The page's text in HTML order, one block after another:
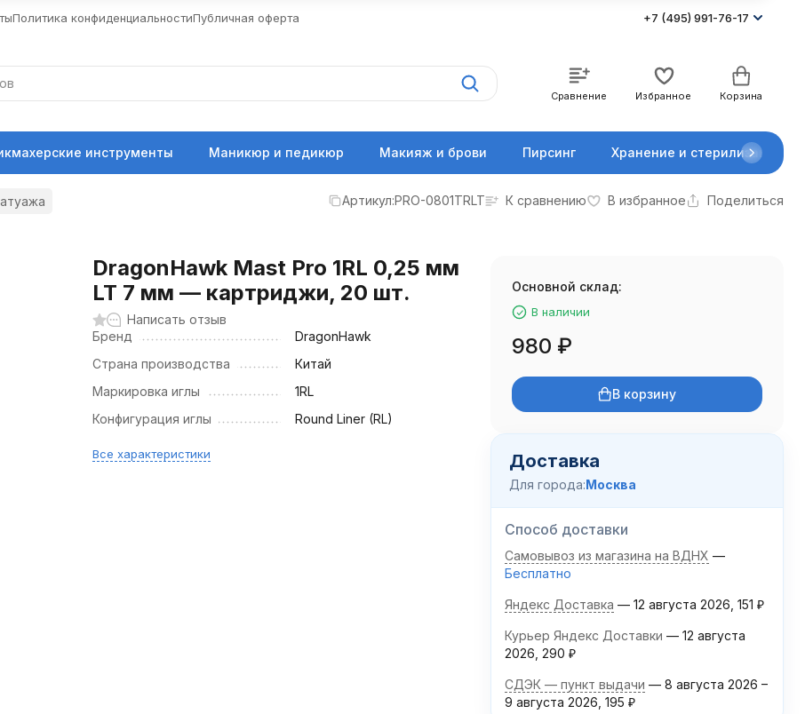
Политика конфиденциальностиПубличная оферта +7 (495) 991-76-17
Сравнение Избранное Корзина
инструменты Маникюр и педикюр Макияж и брови Пирсинг Хранение и стерилизация
Артикул:PRO-0801TRLT К сравнению В избранное Поделиться
DragonHawk Mast Pro 1RL 0,25 мм
LT 7 мм — картриджи, 20 шт.
Написать отзыв
Бренд
DragonHawk
Страна производства
Китай
Маркировка иглы
1RL
Конфигурация иглы
Round Liner (RL)
Все характеристики
Основной склад:
В наличии
980 ₽
В корзину
Доставка
Для города:Москва
Способ доставки
Самовывоз из магазина на ВДНХ
Бесплатно
Яндекс Доставка 12 августа 2026 151 ₽
Курьер Яндекс Доставки
12 августа
2026 290 ₽
СДЭК — пункт выдачи 8 августа 2026 –
9 августа 2026 195 ₽